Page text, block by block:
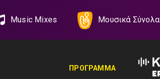
Music Mixes Μουσικά Σύνολα
ΠΡΟΓΡΑΜΜΑ